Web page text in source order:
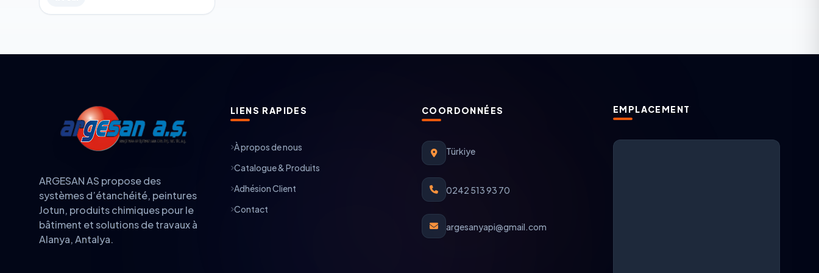
ARGESAN AS propose des
systèmes d’étanchéité, peintures
Jotun, produits chimiques pour le
bâtiment et solutions de travaux à
Alanya, Antalya.
LIENS RAPIDES
À propos de nous
Catalogue & Produits
Adhésion Client
Contact
COORDONNÉES
Türkiye
0242 513 93 70
argesanyapi@gmail.com
EMPLACEMENT